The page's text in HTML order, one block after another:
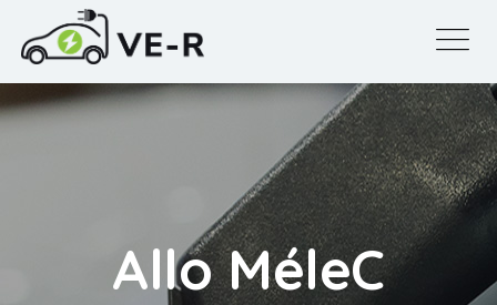
Allo MéleC